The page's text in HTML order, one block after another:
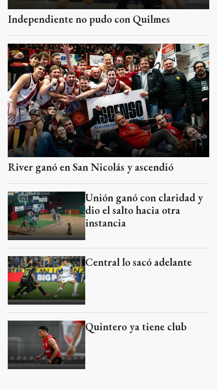
Independiente no pudo con Quilmes
River ganó en San Nicolás y ascendió
Unión ganó con claridad y
dio el salto hacia otra
instancia
Central lo sacó adelante
Quintero ya tiene club